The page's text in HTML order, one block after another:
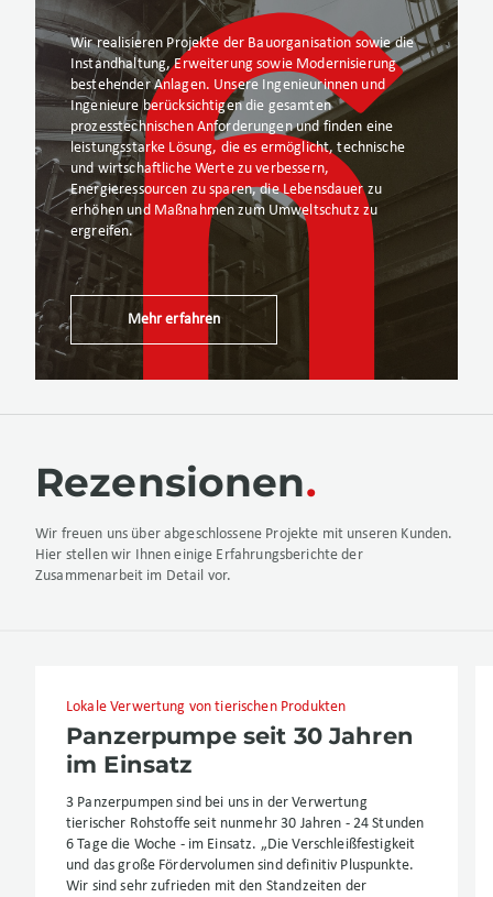
Wir realisieren Projekte der Bauorganisation sowie die
Instandhaltung, Erweiterung sowie Modernisierung
bestehender Anlagen. Unsere Ingenieurinnen und
Ingenieure berücksichtigen die gesamten
prozesstechnischen Anforderungen und finden eine
leistungsstarke Lösung, die es ermöglicht, technische
und wirtschaftliche Werte zu verbessern,
Energieressourcen zu sparen, die Lebensdauer zu
erhöhen und Maßnahmen zum Umweltschutz zu
ergreifen.
Mehr erfahren
Rezensionen
Wir freuen uns über abgeschlossene Projekte mit unseren Kunden.
Hier stellen wir Ihnen einige Erfahrungsberichte der
Zusammenarbeit im Detail vor.
Lokale Verwertung von tierischen Produkten
Panzerpumpe seit 30 Jahren
im Einsatz
3 Panzerpumpen sind bei uns in der Verwertung
tierischer Rohstoffe seit nunmehr 30 Jahren - 24 Stunden
6 Tage die Woche - im Einsatz. „Die Verschleißfestigkeit
und das große Fördervolumen sind definitiv Pluspunkte.
Wir sind sehr zufrieden mit den Standzeiten der